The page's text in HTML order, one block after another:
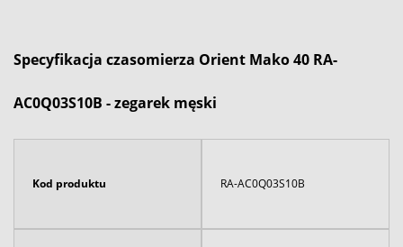
Specyfikacja czasomierza Orient Mako 40 RA-
AC0Q03S10B - zegarek męski
Kod produktu RA-AC0Q03S10B